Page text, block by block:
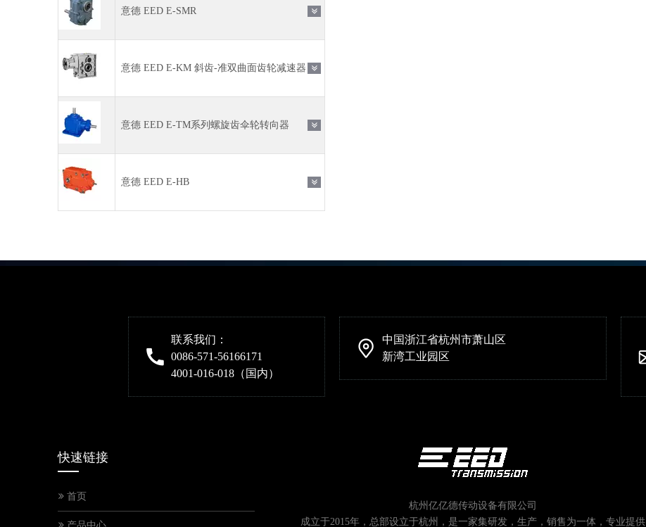
意德 EED E-SMR
意德 EED E-KM 斜齿-准双曲面齿轮减速器
意德 EED E-TM系列螺旋齿伞轮转向器
意德 EED E-HB
联系我们：
0086-571-56166171
4001-016-018（国内）
中国浙江省杭州市萧山区
新湾工业园区
快速链接
首页
杭州亿亿德传动设备有限公司
成立于2015年，总部设立于杭州，是一家集研发，生产，销售为一体，专业提供